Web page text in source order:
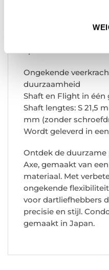
perfecte hoek van 90
Ongekende
duurzaamheid
Shaft en Flight in één
Shaft lengtes: S 21,5
mm (zonder
Wordt geleverd in
Ontdek de duurzame
Axe, gemaakt van
materiaal. Met
ongekende
voor dartliefhebbers
precisie en stijl.
gemaakt in Japan.